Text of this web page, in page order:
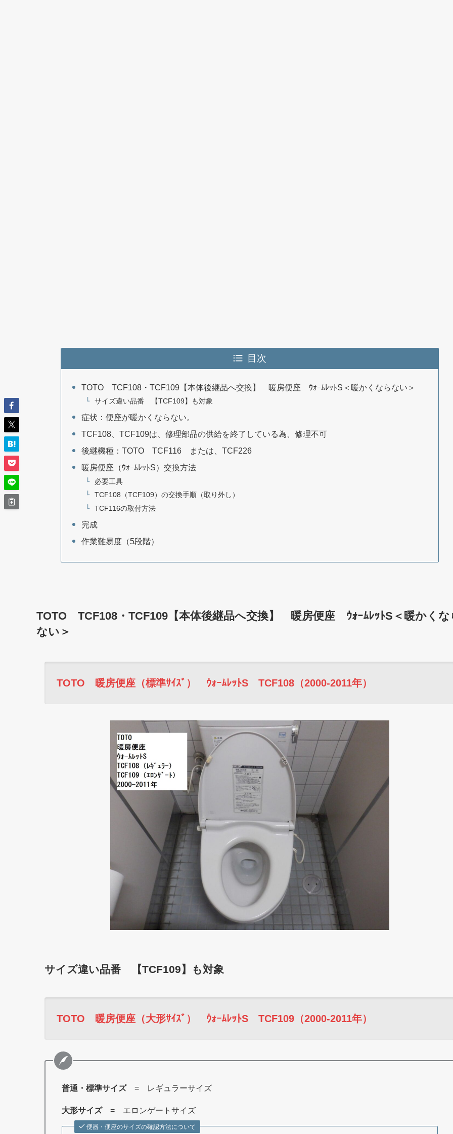
目次
TOTO TCF108・TCF109【本体後継品へ交換】 暖房便座 ｳｫｰﾑﾚｯﾄS＜暖かくならない＞
サイズ違い品番 【TCF109】も対象
症状：便座が暖かくならない。
TCF108、TCF109は、修理部品の供給を終了している為、修理不可
後継機種：TOTO TCF116 または、TCF226
暖房便座（ｳｫｰﾑﾚｯﾄS）交換方法
必要工具
TCF108（TCF109）の交換手順（取り外し）
TCF116の取付方法
完成
作業難易度（5段階）
TOTO TCF108・TCF109【本体後継品へ交換】 暖房便座 ｳｫｰﾑﾚｯﾄS＜暖かくな
ない＞
TOTO 暖房便座（標準ｻｲｽﾞ） ｳｫｰﾑﾚｯﾄS TCF108（2000-2011年）
サイズ違い品番 【TCF109】も対象
TOTO 暖房便座（大形ｻｲｽﾞ） ｳｫｰﾑﾚｯﾄS TCF109（2000-2011年）
普通・標準サイズ = レギュラーサイズ
大形サイズ = エロンゲートサイズ
便器・便座のサイズの確認方法について